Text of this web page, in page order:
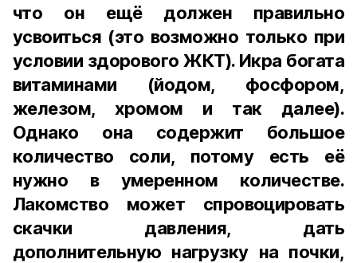
что он ещё должен правильно
усвоиться (это возможно только при
условии здорового ЖКТ). Икра богата
витаминами (йодом, фосфором,
железом, хромом и так далее).
Однако она содержит большое
количество соли, потому есть её
нужно в умеренном количестве.
Лакомство может спровоцировать
скачки давления, дать
дополнительную нагрузку на почки,